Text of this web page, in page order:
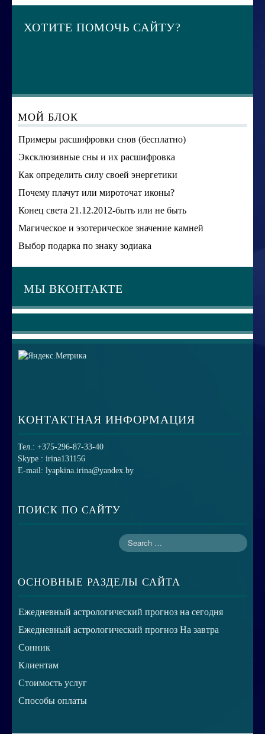
ХОТИТЕ ПОМОЧЬ САЙТУ?
МОЙ БЛОК
Примеры расшифровки снов (бесплатно)
Эксклюзивные сны и их расшифровка
Как определить силу своей энергетики
Почему плачут или мироточат иконы?
Конец света 21.12.2012-быть или не быть
Магическое и эзотерическое значение камней
Выбор подарка по знаку зодиака
МЫ ВКОНТАКТЕ
КОНТАКТНАЯ ИНФОРМАЦИЯ
Тел.: +375-296-87-33-40
Skype : irina131156
E-mail: lyapkina.irina@yandex.by
ПОИСК ПО САЙТУ
ОСНОВНЫЕ РАЗДЕЛЫ САЙТА
Ежедневный астрологический прогноз на сегодня
Ежедневный астрологический прогноз На завтра
Сонник
Клиентам
Стоимость услуг
Способы оплаты